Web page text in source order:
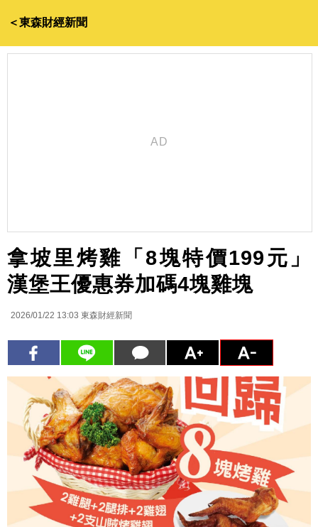
＜東森財經新聞
拿坡里烤雞「8塊特價199元」
漢堡王優惠券加碼4塊雞塊
2026/01/22 13:03 東森財經新聞